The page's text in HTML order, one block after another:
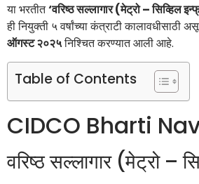
या भरतीत‘वरिष्ठ सल्लागार (मेट्रो – सिव्हिल
ही नियुक्ती ५ वर्षांच्या कंत्राटी
ऑगस्ट २०२५निश्चित करण्यात आली आहे.
Table of Contents
CIDCO Bharti
वरिष्ठ सल्लागार (मेट्रो –